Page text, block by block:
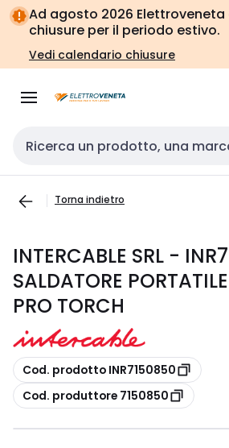
Vai alla
navigazione
Vai
alla
pagina
Ad agosto 2026
chiusure per il periodo estivo.
Vedi calendario chiusure
Cerca input
Torna indietro
INTERCABLE SRL -
SALDATORE
PRO TORCH
copia
Cod. prodotto INR7150850
copia
Cod. produttore 7150850